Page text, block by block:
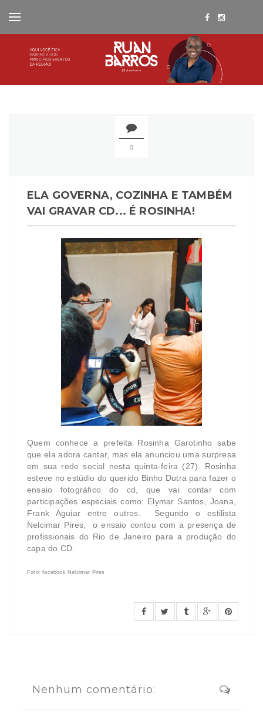
0
ELA GOVERNA, COZINHA E TAMBÉM
VAI GRAVAR CD... É ROSINHA!
Quem conhece a prefeita Rosinha Garotinho sabe
que ela adora cantar, mas ela anunciou uma surpresa
em sua rede social nesta quinta-feira (27). Rosinha
esteve no estúdio do querido Binho Dutra para fazer o
ensaio fotográfico do cd, que vai contar com
participações especiais como: Elymar Santos, Joana,
Frank Aguiar entre outros. Segundo o estilista
Nelcimar Pires, o ensaio contou com a presença de
profissionais do Rio de Janeiro para a produção do
capa do CD.
Foto: facebook Nelcimar Pires
Nenhum comentário: